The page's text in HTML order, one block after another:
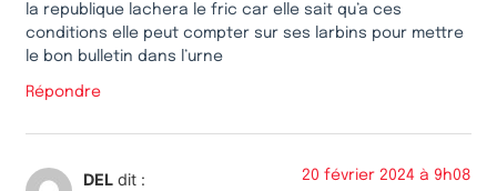
la republique lachera le fric car elle sait qu’a ces
conditions elle peut compter sur ses larbins pour mettre
le bon bulletin dans l’urne
Répondre
DEL dit : 20 février 2024 à 9h08